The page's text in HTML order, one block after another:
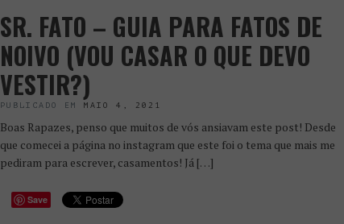
SR. FATO – GUIA PARA FATOS DE
NOIVO (VOU CASAR O QUE DEVO
VESTIR?)
PUBLICADO EM MAIO 4, 2021
Boas Rapazes, penso que muitos de vós ansiavam este post! Desde
que comecei a página no instagram que este foi o tema que mais me
pediram para escrever, casamentos! Já […]
Save